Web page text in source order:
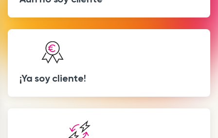
¡Ya soy cliente!